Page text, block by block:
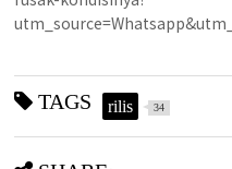
TAGS rilis 34